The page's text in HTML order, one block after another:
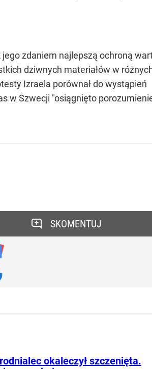
zdaniem najlepszą ochroną
dziwnych materiałów w
Izraela porównał do wystąpień
w Szwecji "osiągnięto
SKOMENTUJ
okaleczył szczenięta.